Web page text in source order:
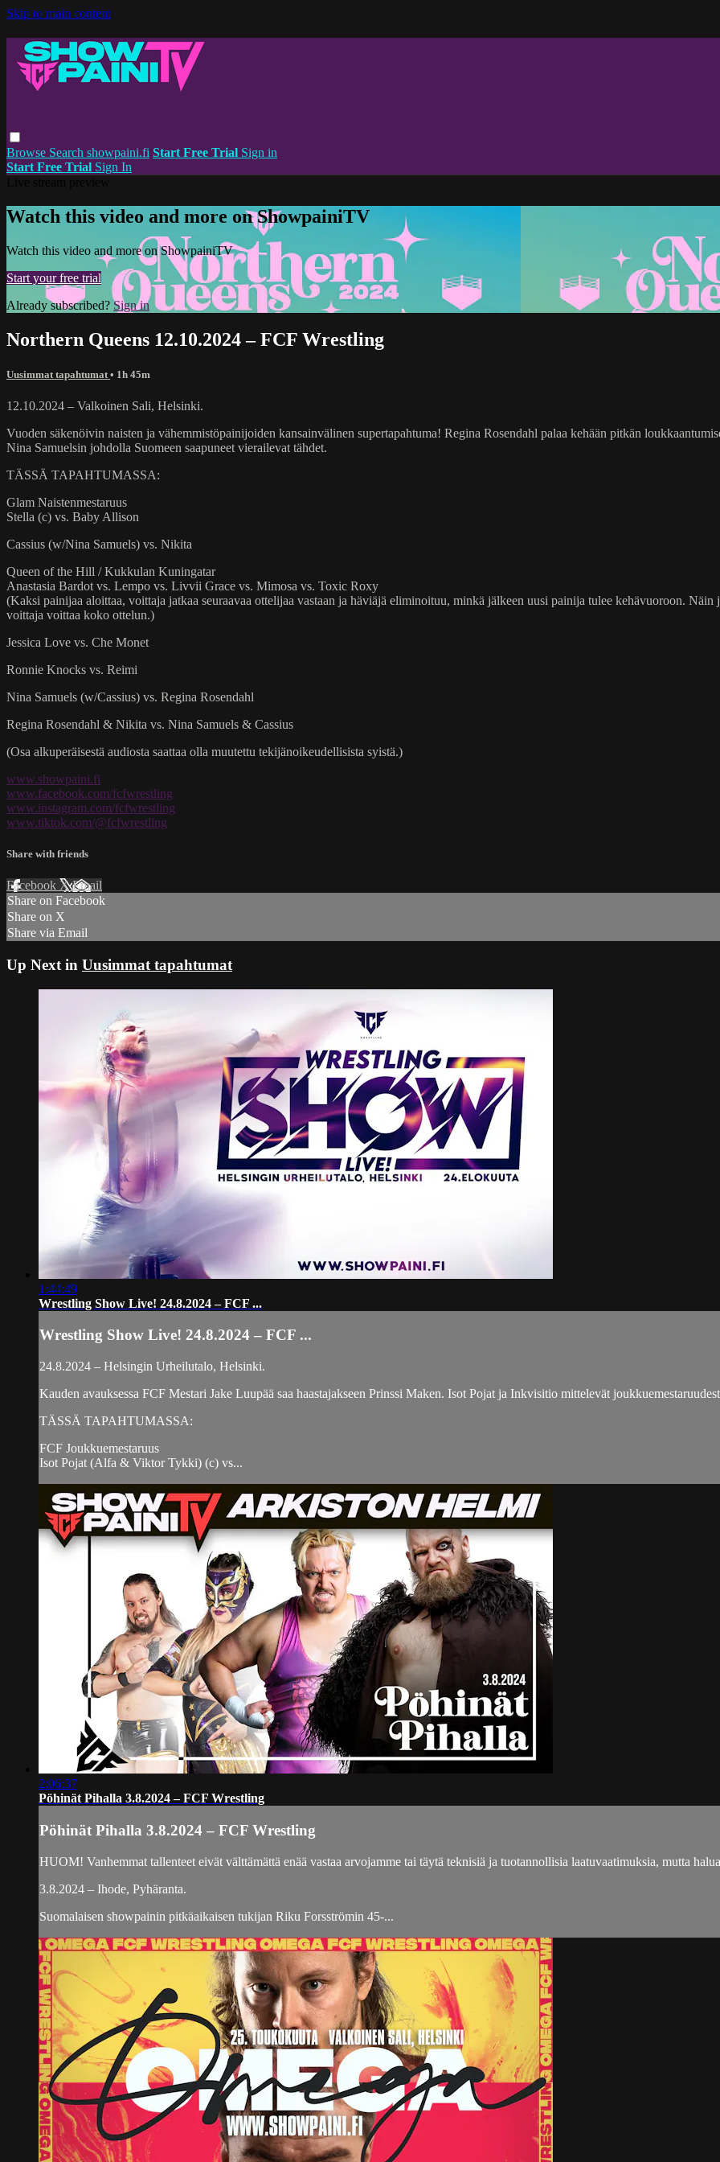
Skip to main content
Browse Search showpaini.fi Start Free Trial Sign in
Start Free Trial Sign In
Watch this video and more on ShowpainiTV
Watch this video and more on ShowpainiTV
Start your free trial
Already subscribed? Sign in
Northern Queens 12.10.2024 – FCF Wrestling
Uusimmat tapahtumat • 1h 45m
12.10.2024 – Valkoinen Sali, Helsinki.
Vuoden säkenöivin naisten ja vähemmistöpainijoiden kansainvälinen supertapahtuma! Regina Rosendahl palaa kehään pitkän
Nina Samuelsin johdolla Suomeen saapuneet vierailevat tähdet.
TÄSSÄ TAPAHTUMASSA:
Glam Naistenmestaruus
Stella (c) vs. Baby Allison
Cassius (w/Nina Samuels) vs. Nikita
Queen of the Hill / Kukkulan Kuningatar
Anastasia Bardot vs. Lempo vs. Livvii Grace vs. Mimosa vs. Toxic Roxy
(Kaksi painijaa aloittaa, voittaja jatkaa seuraavaa ottelijaa vastaan ja häviäjä eliminoituu, minkä jälkeen uusi painija tulee kehävuoroon.
voittaja voittaa koko ottelun.)
Jessica Love vs. Che Monet
Ronnie Knocks vs. Reimi
Nina Samuels (w/Cassius) vs. Regina Rosendahl
Regina Rosendahl & Nikita vs. Nina Samuels & Cassius
(Osa alkuperäisestä audiosta saattaa olla muutettu tekijänoikeudellisista syistä.)
www.showpaini.fi
www.facebook.com/fcfwrestling
www.instagram.com/fcfwrestling
www.tiktok.com/@fcfwrestling
Share with friends
Facebook XEmail
Share on Facebook
Share on X
Share via Email
Up Next in Uusimmat tapahtumat
1:44:49
Wrestling Show Live! 24.8.2024 – FCF ...
Wrestling Show Live! 24.8.2024 – FCF ...
24.8.2024 – Helsingin Urheilutalo, Helsinki.
Kauden avauksessa FCF Mestari Jake Luupää saa haastajakseen Prinssi Maken. Isot Pojat ja Inkvisitio mittelevät
TÄSSÄ TAPAHTUMASSA:
FCF Joukkuemestaruus
Isot Pojat (Alfa & Viktor Tykki) (c) vs...
2:06:37
Pöhinät Pihalla 3.8.2024 – FCF Wrestling
Pöhinät Pihalla 3.8.2024 – FCF Wrestling
HUOM! Vanhemmat tallenteet eivät välttämättä enää vastaa arvojamme tai täytä teknisiä ja tuotannollisia laatuvaatimuksia, mutta
3.8.2024 – Ihode, Pyhäranta.
Suomalaisen showpainin pitkäaikaisen tukijan Riku Forsströmin 45-...